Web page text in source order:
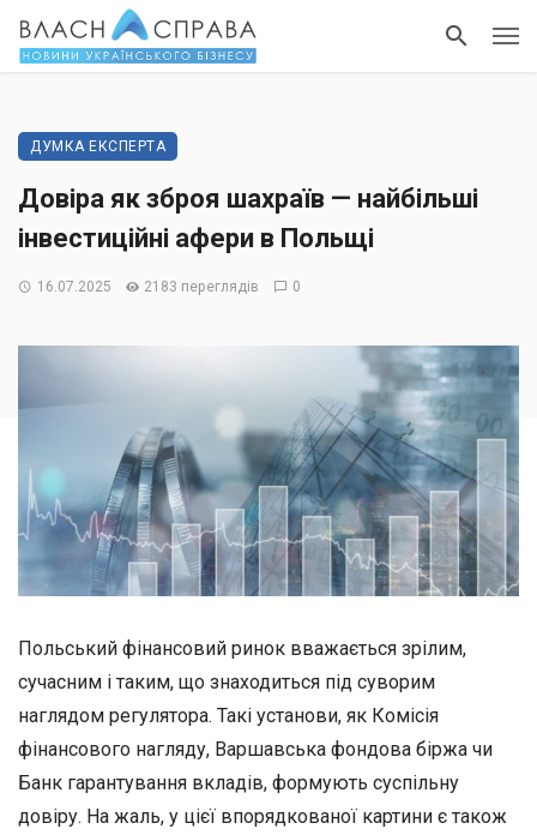
ДУМКА ЕКСПЕРТА
Довіра як зброя шахраїв — найбільші
інвестиційні афери в Польщі
16.07.2025 2183 переглядів 0
Польський фінансовий ринок вважається зрілим,
сучасним і таким, що знаходиться під суворим
наглядом регулятора. Такі установи, як Комісія
фінансового нагляду, Варшавська фондова біржа чи
Банк гарантування вкладів, формують суспільну
довіру. На жаль, у цієї впорядкованої картини є також